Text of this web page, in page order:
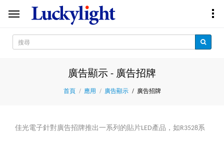
廣告顯示 - 廣告招牌
首頁 應用 廣告顯示 廣告招牌
佳光電子針對廣告招牌推出一系列的貼片LED產品，如R3528系